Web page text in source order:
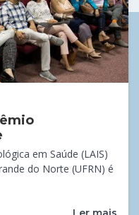
em Saúde (LAIS)
do Norte (UFRN) é